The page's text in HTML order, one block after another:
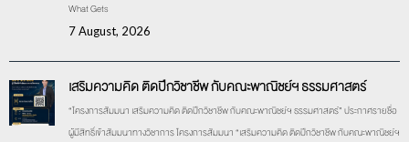
What Gets
7 August, 2026
เสริมความคิด ติดปีกวิชาชีพ กับคณะพาณิชย์ฯ ธรรมศาสตร์
“โครงการสัมมนา เสริมความคิด ติดปีกวิชาชีพ กับคณะพาณิชย์ฯ ธรรมศาสตร์” ประกาศรายชื่อ
ผู้มีสิทธิ์เข้าสัมมนาทางวิชาการ โครงการสัมมนา “เสริมความคิด ติดปีกวิชาชีพ กับคณะพาณิชย์ฯ